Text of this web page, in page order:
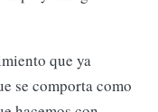
que ya
se comporta como